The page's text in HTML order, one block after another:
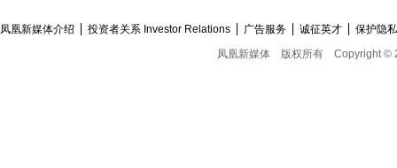
凤凰新媒体介绍 投资者关系 Investor Relations 广告服务 诚征英才
保护隐
凤凰新媒体
版权所有 Copyright ©